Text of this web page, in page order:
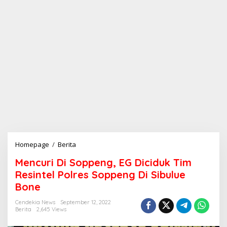
Homepage / Berita
n
c
u
i
Mencuri Di Soppeng, EG Diciduk Tim
Resintel Polres Soppeng Di Sibulue
Bone
Cendekia News
September 12, 2022
Berita
2,645 Views